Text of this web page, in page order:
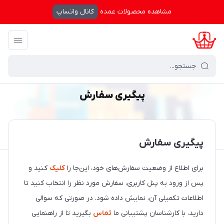
مشاهده محصولات عمده کانال واتساپ
کرال شاپینگ / پیگیری سفارش
پیگیری سفارش
پیگیری سفارش
برای اطلاع از وضعیت سفارش‌های خود، این‌جا را کلیک کنید و
پس از ورود به پنل کاربری، سفارش مورد نظر را انتخاب کنید تا
اطلاعات تکمیلی آن، نمایش داده شود. در صورتی که سوالی
دارید، با کارشناسان پشتیبانی ما تماس بگیرید تا از راهنمایی